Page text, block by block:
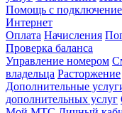
Помощь с
Интернет
Оплата Начисления
Проверка баланса
Управление номером
владельца Расторжение
Дополнительные
дополнительных услуг